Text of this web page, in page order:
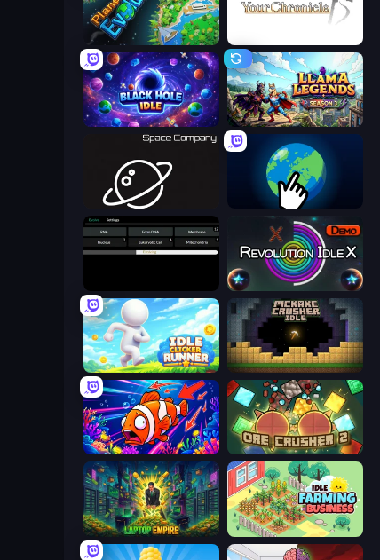
Planet Evolution: Idle Clicker
Black Hole Idle Llama Legends
Space Company Planet Clicker 2
Revolution Idle X
Idle Clicker Runner Pickaxe Crusher Idle
Fish Catch Idle OreCrusher 2
Laptop Empire Idle Farming Business